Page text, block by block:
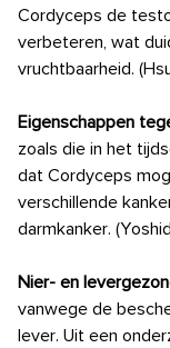
Cordyceps de
verbeteren, wat
vruchtbaarheid.
Eigenschappen
zoals die in het
dat Cordyceps
verschillende
darmkanker.
Nier- en
vanwege de
lever. Uit een